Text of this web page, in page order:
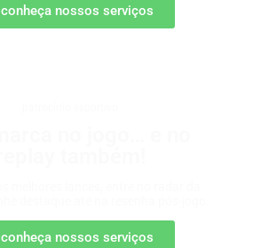
conheça nossos serviços
conheça nossos serviços